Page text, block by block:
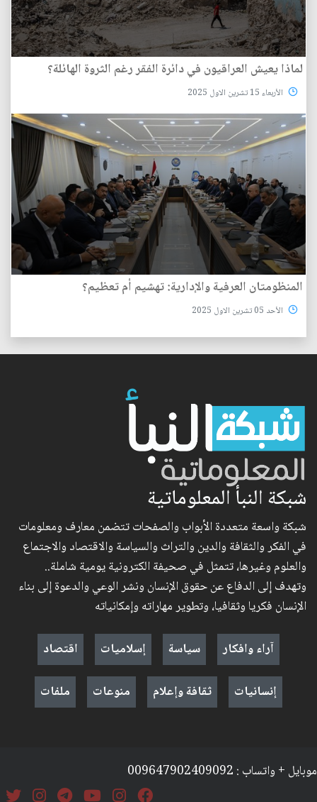
لماذا يعيش العراقيون في دائرة الفقر رغم الثروة الهائلة؟
الأربعاء 15 تشرين الاول 2025
المنظومتان العرفية والإدارية: تهشيم أم تعظيم؟
الأحد 05 تشرين الاول 2025
شبكة النبأ المعلوماتية
شبكة واسعة متعددة الأبواب والصفحات تتضمن معارف ومعلومات
في الفكر والثقافة والدين والتراث والسياسة والاقتصاد والاجتماع
والعلوم وغيرها، تتمثل في صحيفة الكترونية يومية شاملة..
وتهدف إلى الدفاع عن حقوق الإنسان ونشر الوعي والدعوة إلى بناء
الإنسان فكريا وثقافيا، وتطوير مهاراته وإمكانياته
آراء وافكار
سياسة إسلاميات
اقتصاد
إنسانيات
ثقافة وإعلام منوعات ملفات
موبايل + واتساب : 009647902409092